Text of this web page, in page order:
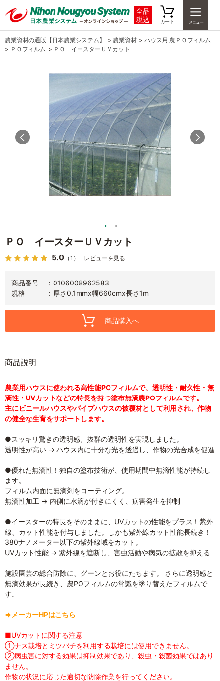
全品
税込
カート
農業資材の通販【日本農業システム】 > 農業資材 > ハウス用 農ＰＯフィルム
> ＰＯフィルム > ＰＯ イースターＵＶカット
ＰＯ イースターＵＶカット
5.0 （1） レビューを見る
商品番号
0106008962583
規格
厚さ0.1mmx幅660cmx長さ1m
商品購入へ
商品説明
農業用ハウスに使われる高性能POフィルムで、透明性・耐久性・無
滴性・UVカットなどの特長を持つ塗布無滴農POフィルムです。
主にビニールハウスやパイプハウスの被覆材として利用され、作物
の健全な生育をサポートします。
●スッキリ驚きの透明感。抜群の透明性を実現しました。
透明性が高い → ハウス内に十分な光を透過し、作物の光合成を促進
●優れた無滴性！独自の塗布技術が、使用期間中無滴性能が持続し
ます。
フィルム内面に無滴剤をコーティング。
無滴性加工 → 内側に水滴が付きにくく、病害発生を抑制
●イースターの特長をそのままに、UVカットの性能をプラス！紫外
線、カット性能を付与しました。しかも紫外線カット性能長続き！
380ナノメーター以下の紫外線域をカット。
UVカット性能 → 紫外線を遮断し、害虫活動や病気の拡散を抑える
施設園芸の総合防除に、グーンとお役にたちます。 さらに透明感と
無滴効果が長続き、農POフィルムの常識を塗り替えたフィルムで
す。
⇒メーカーHPはこちら
■UVカットに関する注意
①ナス栽培とミツバチを利用する栽培には使用できません。
②病虫害に対する効果は抑制効果であり、殺虫・殺菌効果ではあり
ません。
作物の状況に応じた適切な防除作業を行ってください。